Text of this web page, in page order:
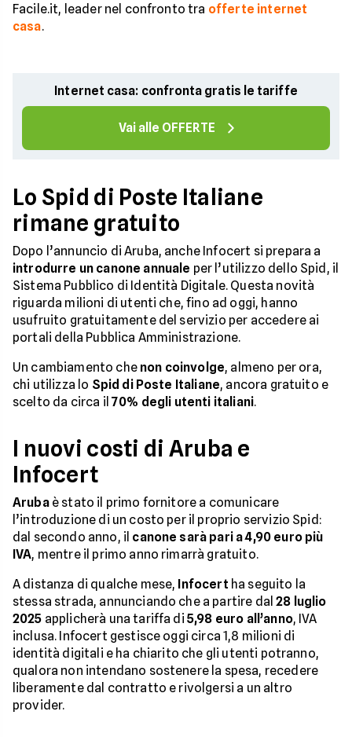
Facile.it, leader nel confronto tra offerte internet
casa.
Internet casa: confronta gratis le tariffe
Vai alle OFFERTE
Lo Spid di Poste Italiane
rimane gratuito
Dopo l’annuncio di Aruba, anche Infocert si prepara a
introdurre un canone annuale per l’utilizzo dello Spid, il
Sistema Pubblico di Identità Digitale. Questa novità
riguarda milioni di utenti che, fino ad oggi, hanno
usufruito gratuitamente del servizio per accedere ai
portali della Pubblica Amministrazione.
Un cambiamento che non coinvolge, almeno per ora,
chi utilizza lo Spid di Poste Italiane, ancora gratuito e
scelto da circa il70% degli utenti italiani.
I nuovi costi di Aruba e
Infocert
Arubaè stato il primo fornitore a comunicare
l’introduzione di un costo per il proprio servizio Spid:
dal secondo anno, il canone sarà pari a 4,90 euro più
IVA, mentre il primo anno rimarrà gratuito.
A distanza di qualche mese, Infocert ha seguito la
stessa strada, annunciando che a partire dal28 luglio
2025 applicherà una tariffa di 5,98 euro all’anno, IVA
inclusa. Infocert gestisce oggi circa 1,8 milioni di
identità digitali e ha chiarito che gli utenti potranno,
qualora non intendano sostenere la spesa, recedere
liberamente dal contratto e rivolgersi a un altro
provider.